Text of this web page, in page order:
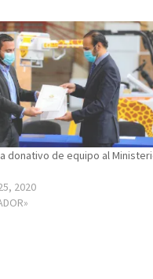
donativo de equipo al
2020